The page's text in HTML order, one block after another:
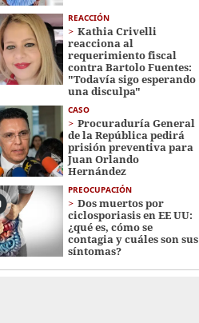
REACCIÓN
Kathia Crivelli
reacciona al
requerimiento fiscal
contra Bartolo Fuentes:
"Todavía sigo esperando
una disculpa"
CASO
Procuraduría General
de la República pedirá
prisión preventiva para
Juan Orlando
Hernández
PREOCUPACIÓN
Dos muertos por
ciclosporiasis en EE UU:
¿qué es, cómo se
contagia y cuáles son sus
síntomas?